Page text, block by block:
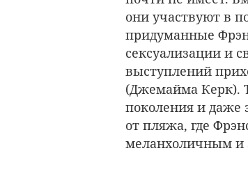
они участвуют в
придуманные
сексуализации и
выступлений
(Джемайма Керк).
поколения и даже
от пляжа, где
меланхоличным и